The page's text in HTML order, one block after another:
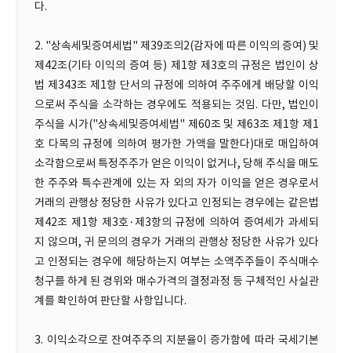
다.
2. "상속세및증여세법" 제39조의2(감자에 따른 이익의 증여) 및
제42조(기타 이익의 증여 등) 제1항 제3호의 규정은 법인이 상
법 제343조 제1항 단서의 규정에 의하여 주주에게 배당할 이익
으로써 주식을 소각하는 경우에도 적용되는 것임. 다만, 법인이
주식을 시가("상속세및증여세법" 제60조 및 제63조 제1항 제1
호 다목의 규정에 의하여 평가한 가액을 말한다)대로 매입하여
소각함으로써 특정주주가 얻은 이익이 없거나, 당해 주식을 매도
한 주주와 특수관계에 있는 자 외의 자가 이익을 얻은 경우로서
거래의 관행상 정당한 사유가 있다고 인정되는 경우에는 같은법
제42조 제1항 제3호·제3항의 규정에 의하여 증여세가 과세되
지 않으며, 귀 문의의 경우가 거래의 관행상 정당한 사유가 있다
고 인정되는 경우에 해당하는지 여부는 소액주주들이 주식매수
청구를 하게 된 경위와 매수가격의 결정과정 등 구체적인 사실관
계를 확인하여 판단할 사항입니다.
3. 이익소각으로 잔여주주의 지분율이 증가함에 따라 국세기본